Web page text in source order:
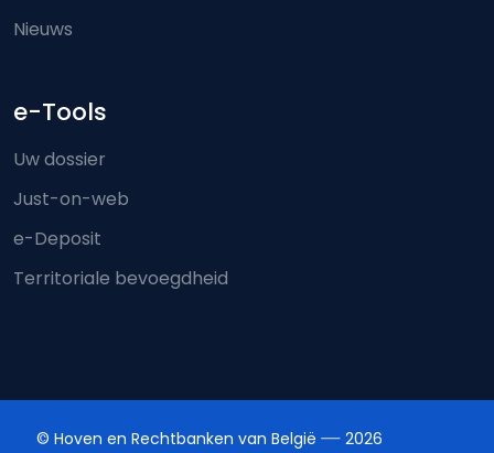
Nieuws
e-Tools
Uw dossier
Just-on-web
e-Deposit
Territoriale bevoegdheid
© Hoven en Rechtbanken van België 2026